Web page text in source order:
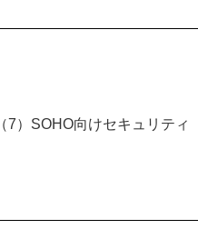
（7）SOHO向けセキュリティ